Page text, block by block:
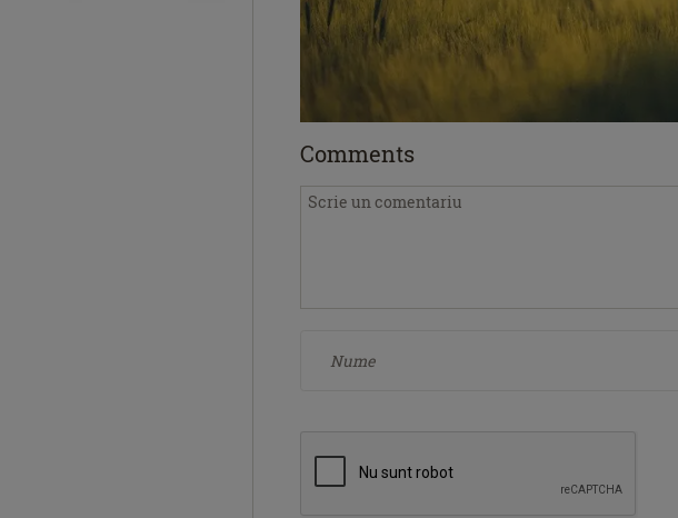
Comments